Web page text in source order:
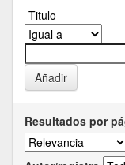
Resultados por